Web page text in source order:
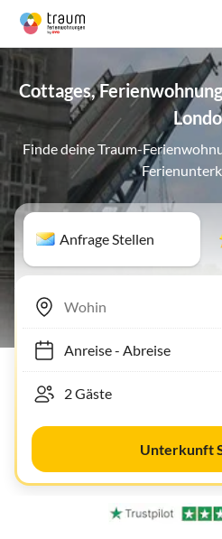
Cottages,
Finde deine Traum-
Anfrage Stellen
Anreise- Abreise
Unterkunft